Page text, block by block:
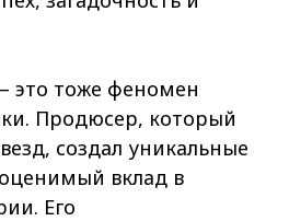
это тоже феномен
Продюсер, который
создал уникальные
вклад в
Его